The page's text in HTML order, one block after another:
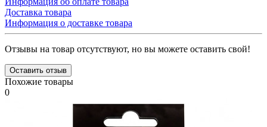
Доставка товара
Информация о доставке товара
Отзывы на товар отсутствуют, но вы можете оставить свой!
Оставить отзыв
Похожие товары
0